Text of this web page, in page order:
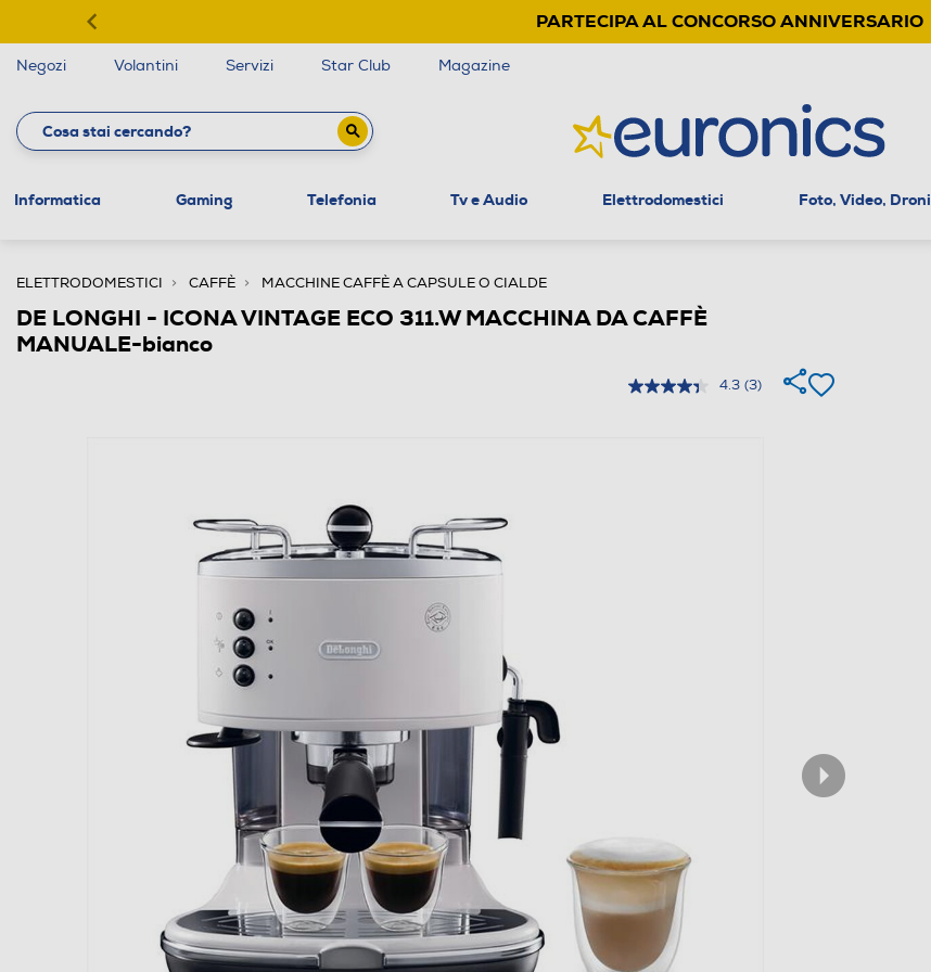
PARTECIPA AL CONCORSO ANNIVERSARIO
Negozi Volantini Servizi Star Club Magazine
Informatica Gaming Telefonia Tv e Audio Elettrodomestici Foto, Video, Droni
ELETTRODOMESTICI CAFFÈ MACCHINE CAFFÈ A CAPSULE O CIALDE
DE LONGHI - ICONA VINTAGE ECO 311.W MACCHINA DA CAFFÈ
MANUALE-bianco
4.3 (3)